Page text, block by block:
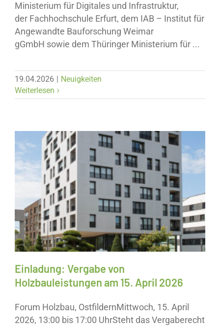
Ministerium für Digitales und Infrastruktur,
der Fachhochschule Erfurt, dem IAB – Institut für
Angewandte Bauforschung Weimar
gGmbH sowie dem Thüringer Ministerium für ...
19.04.2026
Neuigkeiten
Weiterlesen
Neuigkeiten Save The Date
Einladung: Vergabe von
Holzbauleistungen am 15. April 2026
Forum Holzbau, OstfildernMittwoch, 15. April
2026, 13:00 bis 17:00 UhrSteht das Vergaberecht